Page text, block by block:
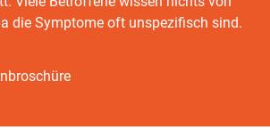
die Symptome oft unspezifisch sind.